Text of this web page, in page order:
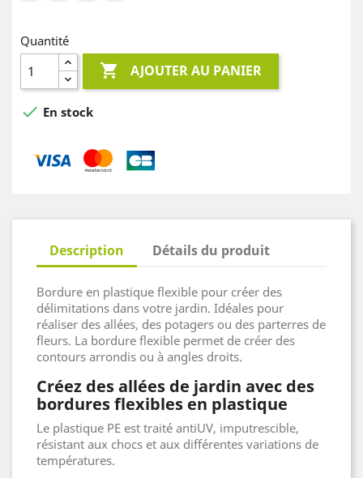
Quantité
 AJOUTER AU PANIER
 En stock
Description Détails du produit
Bordure en plastique flexible pour créer des
délimitations dans votre jardin. Idéales pour
réaliser des allées, des potagers ou des parterres de
fleurs. La bordure flexible permet de créer des
contours arrondis ou à angles droits.
Créez des allées de jardin avec des
bordures flexibles en plastique
Le plastique PE est traité antiUV, imputrescible,
résistant aux chocs et aux différentes variations de
températures.